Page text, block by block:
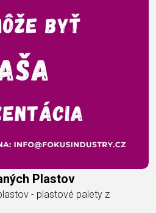
Plastov
- plastové palety z